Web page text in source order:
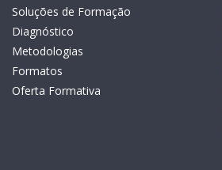
Soluções de Formação
Diagnóstico
Metodologias
Formatos
Oferta Formativa